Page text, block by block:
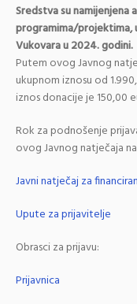
Sredstva su namijenjena
programima/projektima,
Vukovara u 2024. godini.
Putem ovog Javnog
ukupnom iznosu od
iznos donacije je 150,00
Rok za podnošenje
ovog Javnog natječaja
Javni natječaj za
Upute za prijavitelje
Obrasci za prijavu:
Prijavnica